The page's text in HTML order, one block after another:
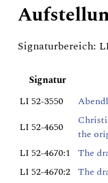
Signaturbereich:
Signatur
LI 52-3550
LI 52-4650
the
LI 52-4670:1 The
LI 52-4670:2 The